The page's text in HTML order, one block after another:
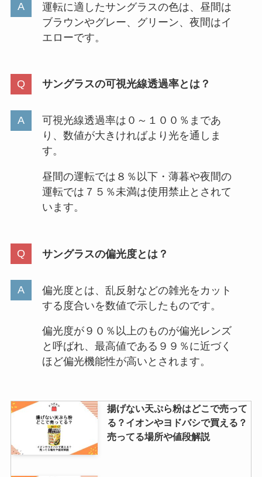
了？なぜ？カインズ・ヨドバシな
ど販売店を調査！
香水は？廃盤？ドンキホーテや
イロカ柔軟剤が生産終了した？理
買えるのはココ！
値段も調査
運転に適したサングラスの色は、昼間は
ブラウンやグレー、グリーン、夜間はイ
エローです。
サングラスの可視光線透過率とは？
可視光線透過率は０～１００％まであ
り、数値が大きければより光を通しま
す。
昼間の運転では８％以下・薄暮や夜間の
運転では７５％未満は使用禁止とされて
います。
サングラスの偏光度とは？
偏光度とは、乱反射などの雑光をカット
する度合いを数値で示したものです。
偏光度が９０％以上のものが偏光レンズ
と呼ばれ、最高値である９９％に近づく
ほど偏光機能性が高いとされます。
揚げない天ぷら粉はどこで売って
る？イオンやヨドバシで買える？
売ってる場所や値段解説